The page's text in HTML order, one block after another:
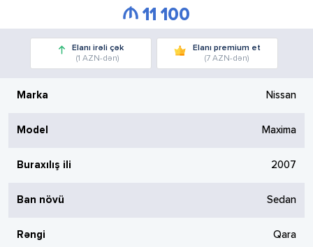
11 100
Elanı irəli çək
(1 AZN-dən)
Elanı premium et
(7 AZN-dən)
Marka Nissan
Model Maxima
Buraxılış ili 2007
Ban növü Sedan
Rəngi Qara